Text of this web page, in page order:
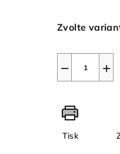
cena:
Zvolte
+
−
Tisk